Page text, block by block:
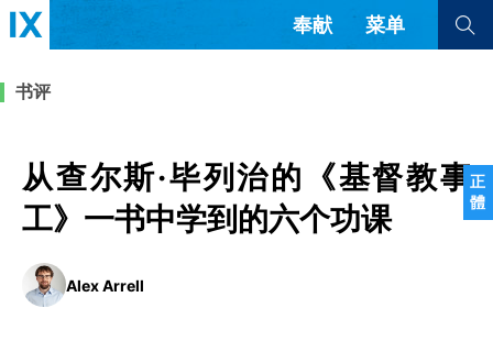
正
體
奉献 菜单
教会带领
查看全部
查看全部
书评
从查尔斯·毕列治的《基督教事
工》一书中学到的六个功课
Alex Arrell